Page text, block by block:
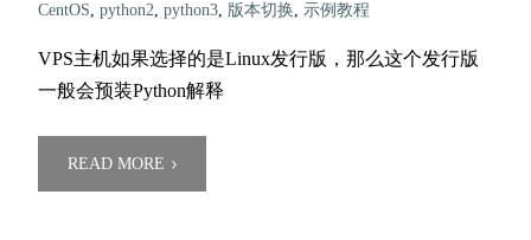
CentOS, python2, python3, 版本切换, 示例教程
VPS主机如果选择的是Linux发行版，那么这个发行版
一般会预装Python解释
READ MORE